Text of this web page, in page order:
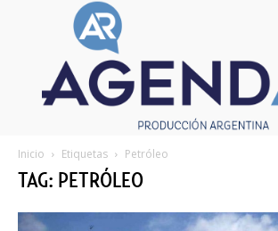
Inicio Etiquetas Petróleo
TAG: PETRÓLEO